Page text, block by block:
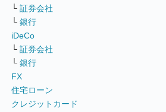
└ 証券会社
└ 銀行
iDeCo
└ 証券会社
└ 銀行
FX
住宅ローン
クレジットカード